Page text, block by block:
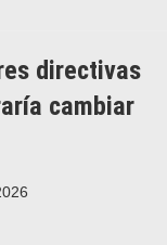
directivas
cambiar